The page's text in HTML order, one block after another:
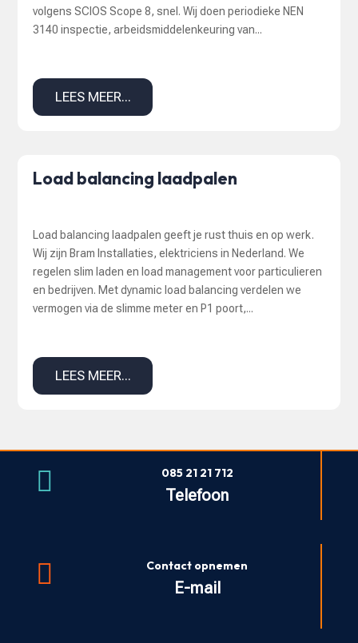
volgens SCIOS Scope 8, snel. Wij doen periodieke NEN
3140 inspectie, arbeidsmiddelenkeuring van...
LEES MEER...
Load balancing laadpalen
Load balancing laadpalen geeft je rust thuis en op werk.
Wij zijn Bram Installaties, elektriciens in Nederland. We
regelen slim laden en load management voor particulieren
en bedrijven. Met dynamic load balancing verdelen we
vermogen via de slimme meter en P1 poort,...
LEES MEER...
 085 21 21 712
Telefoon
 Contact opnemen
E-mail